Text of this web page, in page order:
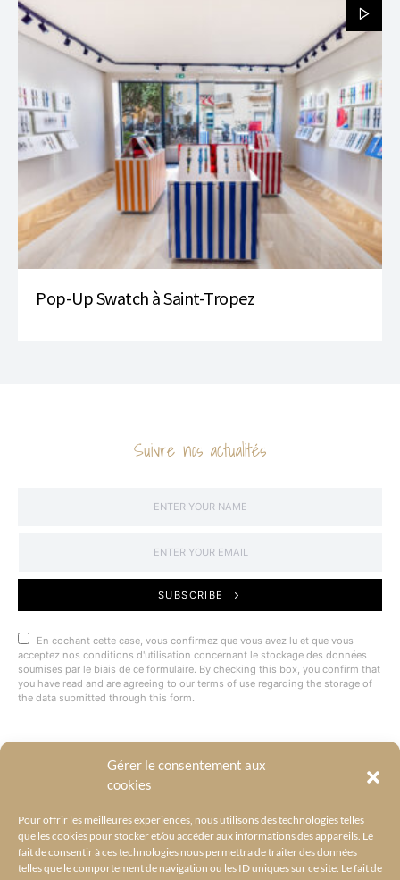
Gérer le consentement aux
cookies
Pour offrir les meilleures expériences, nous utilisons des technologies telles
que les cookies pour stocker et/ou accéder aux informations des appareils. Le
fait de consentir à ces technologies nous permettra de traiter des données
telles que le comportement de navigation ou les ID uniques sur ce site. Le fait de
Pop-Up Swatch à Saint-Tropez
Suivre nos actualités
SUBSCRIBE
En cochant cette case, vous confirmez que vous avez lu et que vous
acceptez nos conditions d'utilisation concernant le stockage des données
soumises par le biais de ce formulaire. By checking this box, you confirm that
you have read and are agreeing to our terms of use regarding the storage of
the data submitted through this form.
@BYRACKEL